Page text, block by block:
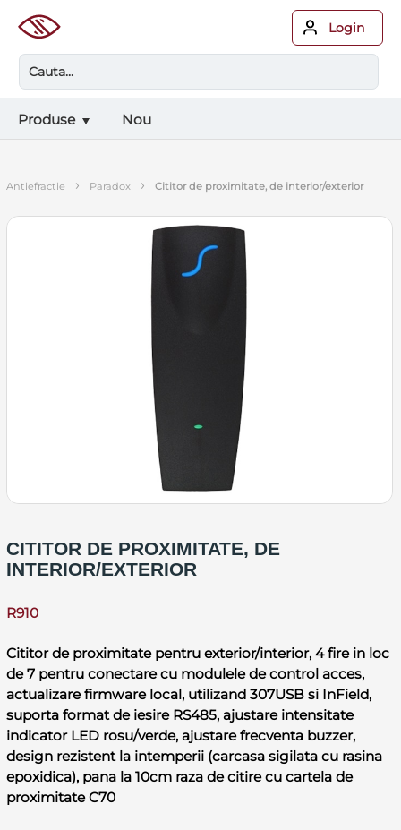
Login
Produse Nou
antiefractie › paradox › cititor de proximitate, de interior/exterior
CITITOR DE PROXIMITATE, DE
INTERIOR/EXTERIOR
R910
Cititor de proximitate pentru exterior/interior, 4 fire in loc
de 7 pentru conectare cu modulele de control acces,
actualizare firmware local, utilizand 307USB si InField,
suporta format de iesire RS485, ajustare intensitate
indicator LED rosu/verde, ajustare frecventa buzzer,
design rezistent la intemperii (carcasa sigilata cu rasina
epoxidica), pana la 10cm raza de citire cu cartela de
proximitate C70